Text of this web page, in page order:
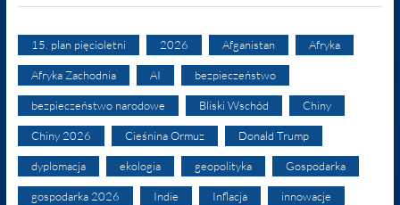
15. plan pięcioletni 2026 Afganistan Afryka
Afryka Zachodnia AI bezpieczeństwo
bezpieczeństwo narodowe Bliski Wschód Chiny
Chiny 2026 Cieśnina Ormuz Donald Trump
dyplomacja ekologia geopolityka Gospodarka
gospodarka 2026 Indie Inflacja innowacje